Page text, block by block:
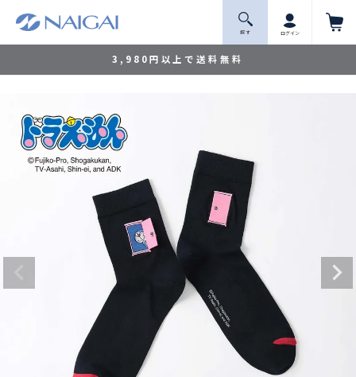
3,980円以上で送料無料
探 す ログイン